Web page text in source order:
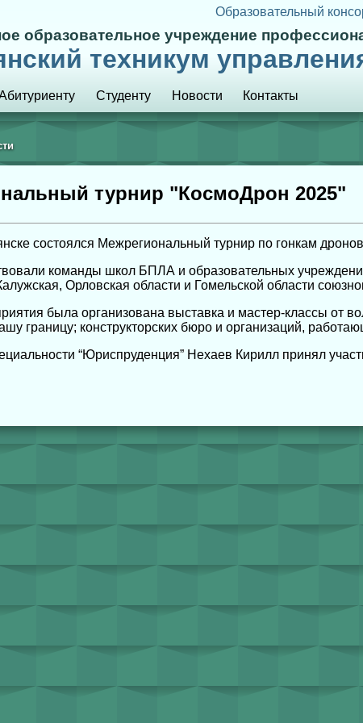
Образовательный
образовательное учреждение
техникум
Студенту Новости Контакты
турнир "КосмоДрон 2025"
состоялся Межрегиональный турнир по гонкам
команды школ БПЛА и образовательных
Орловская области и Гомельской области
была организована выставка и мастер-классы от
границу; конструкторских бюро и организаций,
“Юриспруденция” Нехаев Кирилл принял